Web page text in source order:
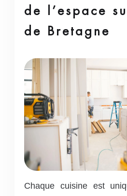
de l’espace
de Bretagne
Chaque cuisine est